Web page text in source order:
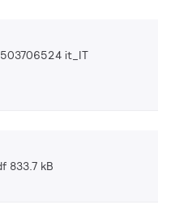
it_IT
833.7 kB